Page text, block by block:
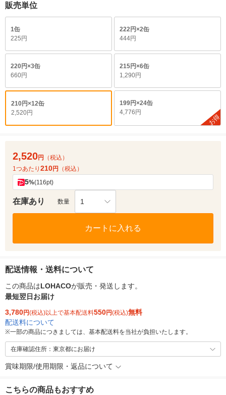
販売単位
1缶
225円
222円×2缶
444円
220円×3缶
660円
215円×6缶
1,290円
210円×12缶
2,520円
199円×24缶
4,776円
お得
2,520円
（税込）
1つあたり 210円 （税込）
5%(116pt)
在庫あり 数量 1
カートに入れる
配送情報・送料について
この商品はLOHACOが販売・発送します。
最短翌日お届け
3,780円(税込)以上で基本配送料550円(税込)無料
配送料について
※一部の商品につきましては、基本配送料を当社が負担いたします。
在庫確認住所：東京都にお届け
賞味期限/使用期限・返品について
こちらの商品もおすすめ